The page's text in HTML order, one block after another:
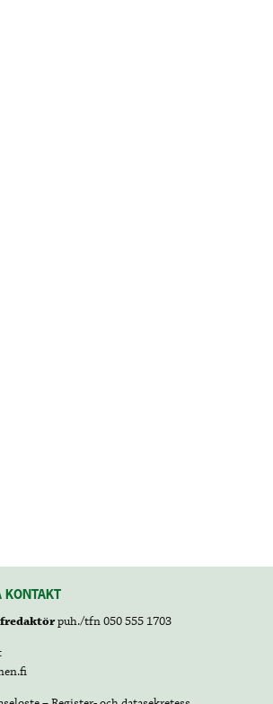
KONTAKT
puh./tfn 050 555 1703